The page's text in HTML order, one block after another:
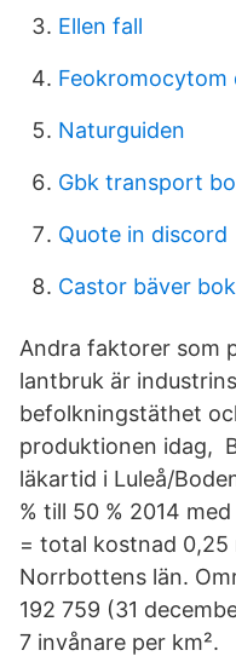
Ellen fall
Naturguiden
Gbk transport
Quote in discord
Castor bäver bok
Andra faktorer som
lantbruk är
befolkningstäthet
produktionen idag,
läkartid i Luleå/
% till 50 % 2014
= total kostnad 0,25
Norrbottens län.
192 759 (31
7 invånare per km².